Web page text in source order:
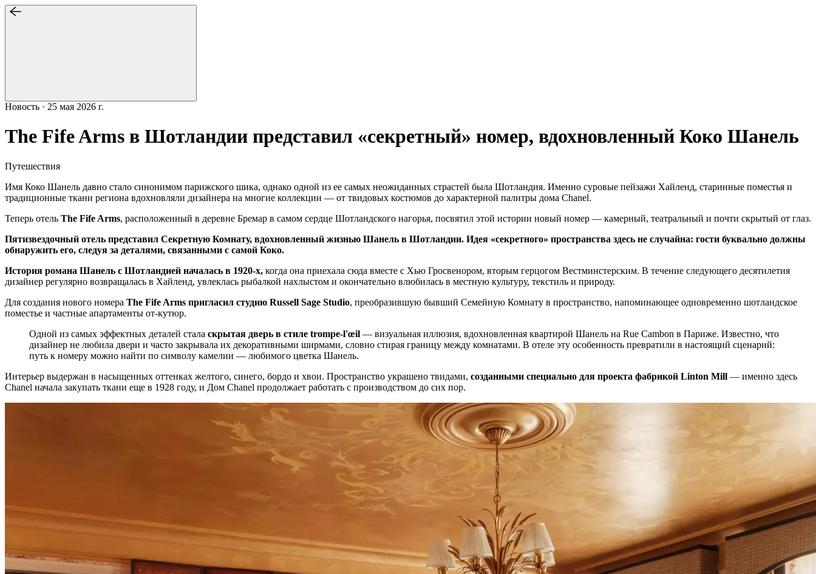
Новость · 25 мая 2026 г.
The Fife Arms в Шотландии представил «секретный» номер, вдохновленный Коко Шанель
Путешествия
Имя Коко Шанель давно стало синонимом парижского шика, однако одной из ее самых неожиданных страстей была Шотландия. Именно суровые пейзажи Хайленд, старинные поместья и
традиционные ткани региона вдохновляли дизайнера на многие коллекции — от твидовых костюмов до характерной палитры дома Chanel.
Теперь отель The Fife Arms, расположенный в деревне Бремар в самом сердце Шотландского нагорья, посвятил этой истории новый номер — камерный, театральный и почти скрытый от глаз.
Пятизвездочный отель представил Секретную Комнату, вдохновленный жизнью Шанель в Шотландии. Идея «секретного» пространства здесь не случайна: гости буквально должны
обнаружить его, следуя за деталями, связанными с самой Коко.
История романа Шанель с Шотландией началась в 1920-х, когда она приехала сюда вместе с Хью Гросвенором, вторым герцогом Вестминстерским. В течение следующего десятилетия
дизайнер регулярно возвращалась в Хайленд, увлеклась рыбалкой нахлыстом и окончательно влюбилась в местную культуру, текстиль и природу.
Для создания нового номера The Fife Arms пригласил студию Russell Sage Studio, преобразившую бывший Семейную Комнату в пространство, напоминающее одновременно шотландское
поместье и частные апартаменты от-кутюр.
Одной из самых эффектных деталей стала скрытая дверь в стиле trompe-l'œil — визуальная иллюзия, вдохновленная квартирой Шанель на Rue Cambon в Париже. Известно, что
дизайнер не любила двери и часто закрывала их декоративными ширмами, словно стирая границу между комнатами. В отеле эту особенность превратили в настоящий сценарий:
путь к номеру можно найти по символу камелии — любимого цветка Шанель.
Интерьер выдержан в насыщенных оттенках желтого, синего, бордо и хвои. Пространство украшено твидами, созданными специально для проекта фабрикой Linton Mill — именно здесь
Chanel начала закупать ткани еще в 1928 году, и Дом Chanel продолжает работать с производством до сих пор.